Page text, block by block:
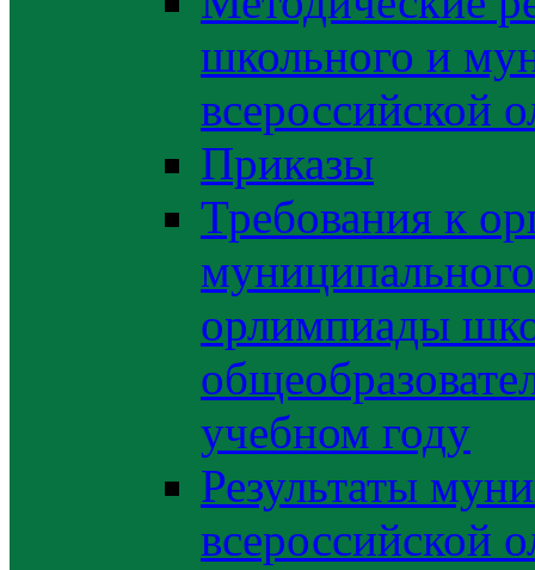
школьного и
всероссийской
Приказы
Требования к
орлимпиады
учебном году
Результаты
всероссийской